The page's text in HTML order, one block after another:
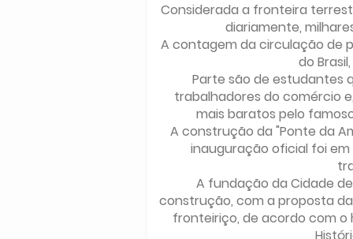
Considerada a fronteira
diariamente,
A contagem da circulação de
do
Parte são de estudantes
trabalhadores do comércio
mais baratos pelo
A construção da "Ponte da
inauguração oficial foi em
A fundação da Cidade
construção, com a proposta
fronteiriço, de acordo com o